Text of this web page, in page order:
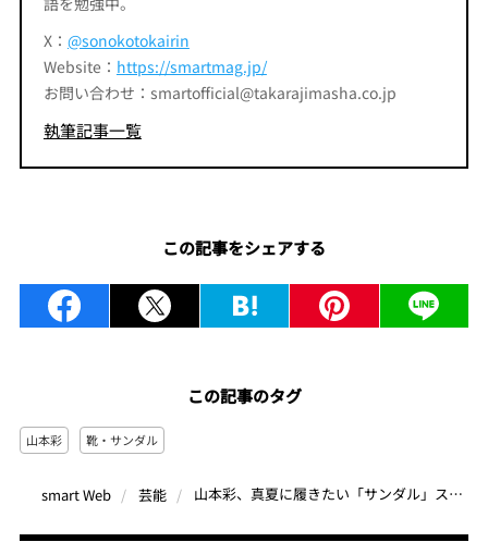
X： @sonokotokairin
Website： https://smartmag.jp/
お問い合わせ：smartofficial@takarajimasha.co.jp
執筆記事一覧
この記事をシェアする
この記事のタグ
山本彩 靴・サンダル
smart Web 芸能 山本彩、真夏に履きたい「サンダル」スタイル大公開！“全身ピンク”が新鮮でユニークでかわいい♡